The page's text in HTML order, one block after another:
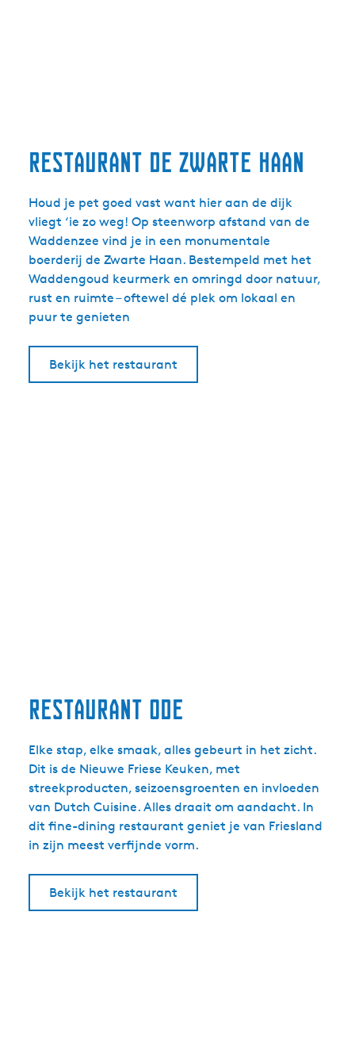
Restaurant de Zwarte Haan
Houd je pet goed vast want hier aan de dijk
vliegt ‘ie zo weg! Op steenworp afstand van de
Waddenzee vind je in een monumentale
boerderij de Zwarte Haan. Bestempeld met het
Waddengoud keurmerk en omringd door natuur,
rust en ruimte – oftewel dé plek om lokaal en
puur te genieten
Bekijk het restaurant
Restaurant Ode
Elke stap, elke smaak, alles gebeurt in het zicht.
Dit is de Nieuwe Friese Keuken, met
streekproducten, seizoensgroenten en invloeden
van Dutch Cuisine. Alles draait om aandacht. In
dit fine-dining restaurant geniet je van Friesland
in zijn meest verfijnde vorm.
Bekijk het restaurant